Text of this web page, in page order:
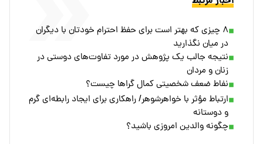
۸ چیزی که بهتر است برای حفظ احترام خودتان با دیگران
در میان نگذارید
نتیجه جالب یک پژوهش در مورد تفاوت‌های دوستی در
زنان و مردان
نفاط ضعف شخصیتی کمال گراها چیست؟
ارتباط مؤثر با خواهرشوهر/ راهکاری برای ایجاد رابطه‌ای گرم
و دوستانه
چگونه والدین امروزی باشید؟